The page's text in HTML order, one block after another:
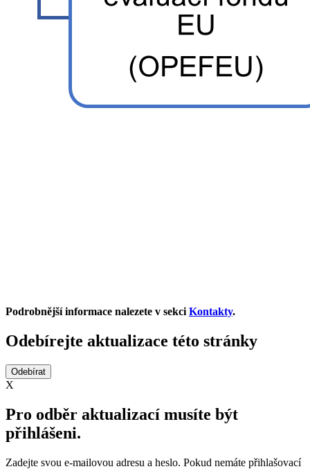
Podrobnější informace nalezete v sekci Kontakty.
Odebírejte aktualizace této stránky
X
Pro odběr aktualizací musíte být
přihlášeni.
Zadejte svou e-mailovou adresu a heslo. Pokud nemáte přihlašovací